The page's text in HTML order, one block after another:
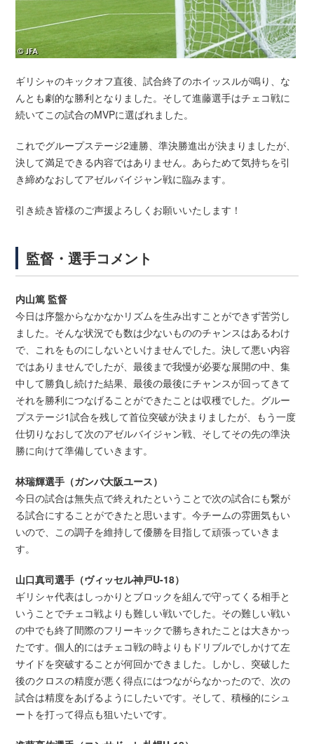
ギリシャのキックオフ直後、試合終了のホイッスルが鳴り、な
んとも劇的な勝利となりました。そして進藤選手はチェコ戦に
続いてこの試合のMVPに選ばれました。
これでグループステージ2連勝、準決勝進出が決まりましたが、
決して満足できる内容ではありません。あらためて気持ちを引
き締めなおしてアゼルバイジャン戦に臨みます。
引き続き皆様のご声援よろしくお願いいたします！
監督・選手コメント
内山篤 監督
今日は序盤からなかなかリズムを生み出すことができず苦労し
ました。そんな状況でも数は少ないもののチャンスはあるわけ
で、これをものにしないといけませんでした。決して悪い内容
ではありませんでしたが、最後まで我慢が必要な展開の中、集
中して勝負し続けた結果、最後の最後にチャンスが回ってきて
それを勝利につなげることができたことは収穫でした。グルー
プステージ1試合を残して首位突破が決まりましたが、もう一度
仕切りなおして次のアゼルバイジャン戦、そしてその先の準決
勝に向けて準備していきます。
林瑞輝選手（ガンバ大阪ユース）
今日の試合は無失点で終えれたということで次の試合にも繋が
る試合にすることができたと思います。今チームの雰囲気もい
いので、この調子を維持して優勝を目指して頑張っていきま
す。
山口真司選手（ヴィッセル神戸U-18）
ギリシャ代表はしっかりとブロックを組んで守ってくる相手と
いうことでチェコ戦よりも難しい戦いでした。その難しい戦い
の中でも終了間際のフリーキックで勝ちきれたことは大きかっ
たです。個人的にはチェコ戦の時よりもドリブルでしかけて左
サイドを突破することが何回かできました。しかし、突破した
後のクロスの精度が悪く得点にはつながらなかったので、次の
試合は精度をあげるようにしたいです。そして、積極的にシュ
ートを打って得点も狙いたいです。